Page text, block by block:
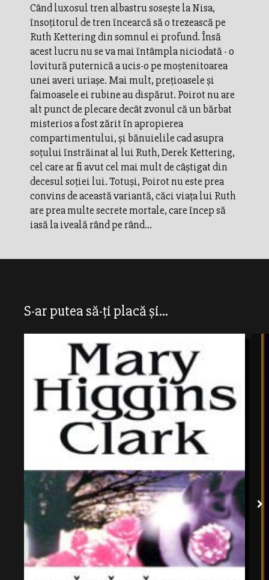
Când luxosul tren albastru soseşte la Nisa,
însoţitorul de tren încearcă să o trezească pe
Ruth Kettering din somnul ei profund. Însă
acest lucru nu se va mai întâmpla niciodată - o
lovitură puternică a ucis-o pe moştenitoarea
unei averi uriaşe. Mai mult, preţioasele şi
faimoasele ei rubine au dispărut. Poirot nu are
alt punct de plecare decât zvonul că un bărbat
misterios a fost zărit în apropierea
compartimentului, şi bănuielile cad asupra
soţului înstrăinat al lui Ruth, Derek Kettering,
cel care ar fi avut cel mai mult de câştigat din
decesul soţiei lui. Totuşi, Poirot nu este prea
convins de această variantă, căci viaţa lui Ruth
are prea multe secrete mortale, care încep să
iasă la iveală rând pe rând...
S-ar putea să-ți placă și...